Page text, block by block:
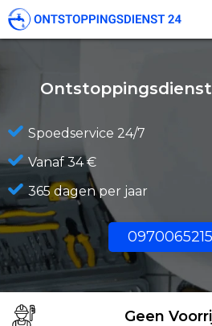
Spoedservice 24/7
Vanaf 34 €
365 dagen per jaar
Geen